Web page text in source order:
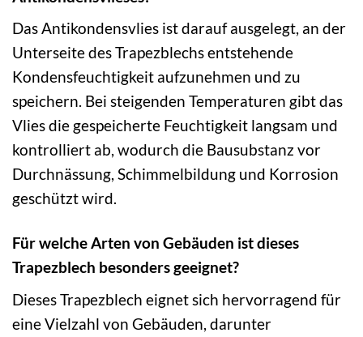
Das Antikondensvlies ist darauf ausgelegt, an der
Unterseite des Trapezblechs entstehende
Kondensfeuchtigkeit aufzunehmen und zu
speichern. Bei steigenden Temperaturen gibt das
Vlies die gespeicherte Feuchtigkeit langsam und
kontrolliert ab, wodurch die Bausubstanz vor
Durchnässung, Schimmelbildung und Korrosion
geschützt wird.
Für welche Arten von Gebäuden ist dieses
Trapezblech besonders geeignet?
Dieses Trapezblech eignet sich hervorragend für
eine Vielzahl von Gebäuden, darunter